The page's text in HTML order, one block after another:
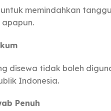
memindahkan
disewa tidak boleh
Indonesia.
Penuh